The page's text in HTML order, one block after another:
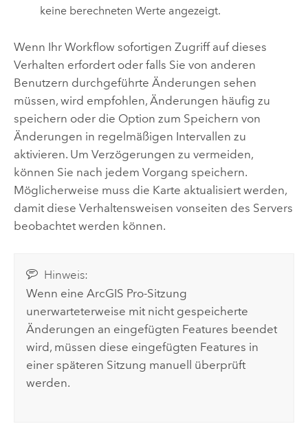
keine berechneten Werte angezeigt.
Wenn Ihr Workflow sofortigen Zugriff auf dieses
Verhalten erfordert oder falls Sie von anderen
Benutzern durchgeführte Änderungen sehen
müssen, wird empfohlen, Änderungen häufig zu
speichern oder die Option zum Speichern von
Änderungen in regelmäßigen Intervallen zu
aktivieren. Um Verzögerungen zu vermeiden,
können Sie nach jedem Vorgang speichern.
Möglicherweise muss die Karte aktualisiert werden,
damit diese Verhaltensweisen vonseiten des Servers
beobachtet werden können.
Hinweis:
Wenn eineArcGIS Pro-Sitzung
unerwarteterweise mit nicht gespeicherte
Änderungen an eingefügten Features beendet
wird, müssen diese eingefügten Features in
einer späteren Sitzung manuell überprüft
werden.